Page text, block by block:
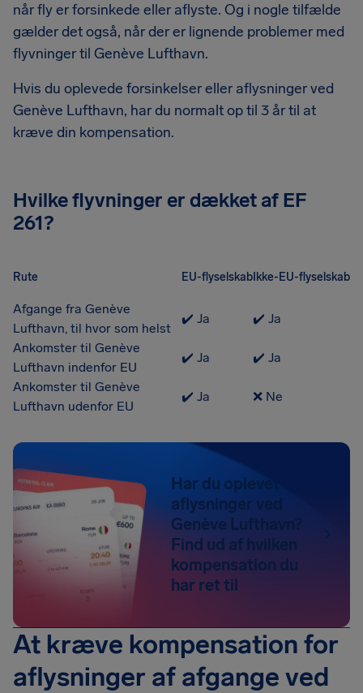
når fly er forsinkede eller aflyste. Og i nogle tilfælde
gælder det også, når der er lignende problemer med
flyvninger til Genève Lufthavn.
Hvis du oplevede forsinkelser eller aflysninger ved
Genève Lufthavn, har du normalt op til 3 år til at
kræve din kompensation.
Hvilke flyvninger er dækket af EF
261?
Rute EU-flyselskab Ikke-EU-flyselskab
Afgange fra Genève
Lufthavn, til hvor som helst
✔️ Ja
✔️ Ja
Ankomster til Genève
Lufthavn indenfor EU
✔️ Ja
✔️ Ja
Ankomster til Genève
Lufthavn udenfor EU
✔️ Ja ❌ Ne
Har du oplevet
aflysninger ved
Genève Lufthavn?
Find ud af hvilken
kompensation du
har ret til
At kræve kompensation for
aflysninger af afgange ved